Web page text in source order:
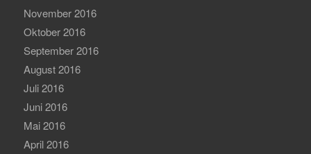
November 2016
Oktober 2016
September 2016
August 2016
Juli 2016
Juni 2016
Mai 2016
April 2016